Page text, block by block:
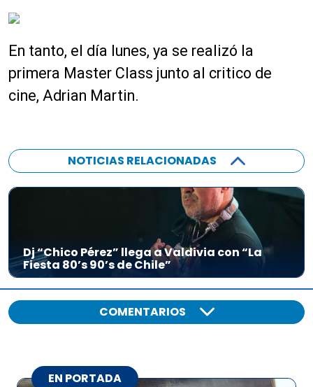
En tanto, el día lunes, ya se realizó la
primera Master Class junto al critico de
cine, Adrian Martin.
NOTICIAS RELACIONADAS
Dj “Chico Pérez” llega a Valdivia con “La
Fiesta 80’s 90’s de Chile”
COMENTARIOS
EN PORTADA